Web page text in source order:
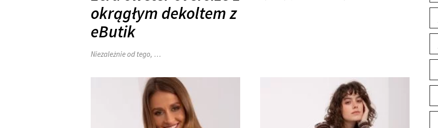
okrągłym dekoltem z
eButik
Niezależnie od tego, …